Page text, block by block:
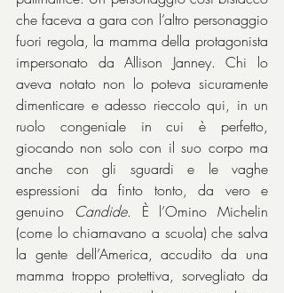
che faceva a gara con l’altro personaggio
fuori regola, la mamma della protagonista
impersonato da Allison Janney. Chi lo
aveva notato non lo poteva sicuramente
dimenticare e adesso rieccolo qui, in un
ruolo congeniale in cui è perfetto,
giocando non solo con il suo corpo ma
anche con gli sguardi e le vaghe
espressioni da finto tonto, da vero e
genuino
Candide. È l’Omino Michelin
(come lo chiamavano a scuola) che salva
la gente dell’America, accudito da una
mamma troppo protettiva, sorvegliato da